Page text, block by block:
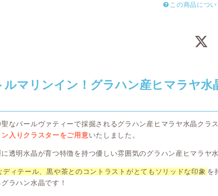
この商品につ
マリンイン！グラハン産ヒマラヤ水
なパールヴァティーで採掘されるグラハン産ヒマラヤ水晶クラス
入りクラスターをご用意いたしました。
透明水晶が育つ特徴を持つ優しい雰囲気のグラハン産ヒマラヤ水
ディテール、黒や茶とのコントラストがとてもソリッドな印象 を
ラハン水晶です！